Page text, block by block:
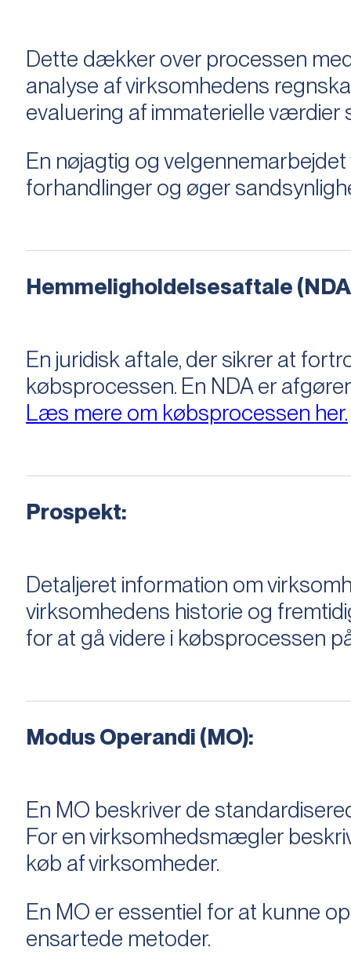
Dette dækker over processen
analyse af virksomhedens
evaluering af immaterielle
En nøjagtig og
forhandlinger og øger
Hemmeligholdelsesaftale
En juridisk aftale, der sikrer at
købsprocessen​​. En NDA er
Læs mere om købsprocessen her.
Prospekt:
Detaljeret information om
virksomhedens historie og
for at gå videre i købsprocessen
Modus Operandi (MO):
En MO beskriver de
For en virksomhedsmægler
køb af virksomheder.
En MO er essentiel for at kunne
ensartede metoder.